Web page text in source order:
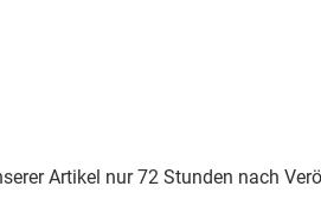
Artikel nur 72 Stunden nach